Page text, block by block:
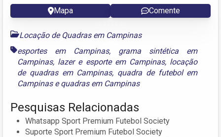
Mapa Comente
Locação de Quadras em Campinas
esportes em Campinas, grama sintética em
Campinas, lazer e esporte em Campinas, locação
de quadras em Campinas, quadra de futebol em
Campinasequadras em Campinas
Pesquisas Relacionadas
Whatsapp Sport Premium Futebol Society
Suporte Sport Premium Futebol Society